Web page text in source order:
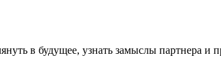
в будущее, узнать замыслы партнера и